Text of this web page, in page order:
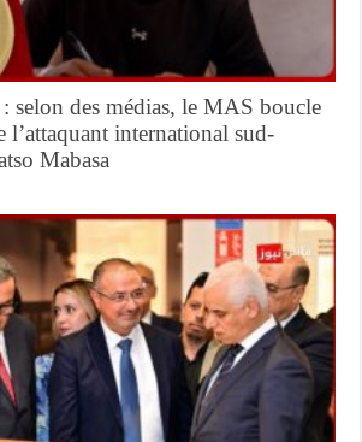
selon des médias, le MAS boucle
l’attaquant international sud-
Mabasa